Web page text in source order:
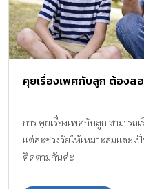
คุยเรื่องเพศกับลูก ต้องสอ
การ คุยเรื่องเพศกับลูก สามาร
แต่ละช่วงวัยให้เหมาะสมและเ
ติดตามกันค่ะ